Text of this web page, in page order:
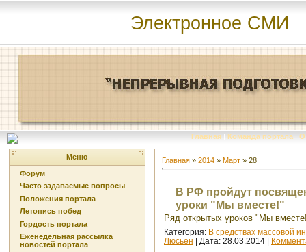
Электронное СМИ
Главная | Команда портала | О
Меню
Форум
Часто задаваемые вопросы
Положения портала
Летопись побед
Гордость портала
Еженедельная рассылка
новостей портала
Главная » 2014 » Март » 28
В РФ пройдут
уроки "Мы вместе!"
Ряд открытых уроков "Мы
Категория: В средствах массовой
Люсьен | Дата: 28.03.2014